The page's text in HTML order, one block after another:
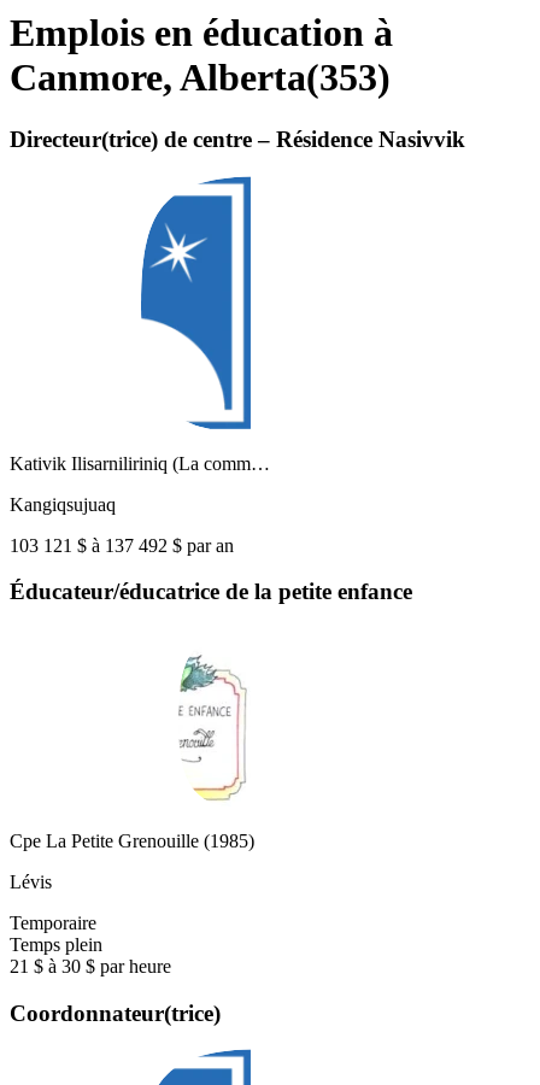
Emplois en éducation à
Canmore, Alberta(353)
Directeur(trice) de centre – Résidence Nasivvik
Kativik Ilisarniliriniq (La comm…
Kangiqsujuaq
103 121 $ à 137 492 $ par an
Éducateur/éducatrice de la petite enfance
Cpe La Petite Grenouille (1985)
Lévis
Temporaire
Temps plein
21 $ à 30 $ par heure
Coordonnateur(trice)